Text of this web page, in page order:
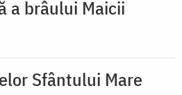
a brâului Maicii
Sfântului Mare